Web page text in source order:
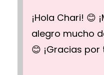
¡Hola Chari! 😊
alegro mucho
😊 ¡Gracias